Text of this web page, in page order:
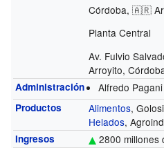
Córdoba, 🇦🇷
Planta Central
Av. Fulvio
Arroyito,
Administración Alfredo
Productos Alimentos,
Helados,
Ingresos 2800 millones